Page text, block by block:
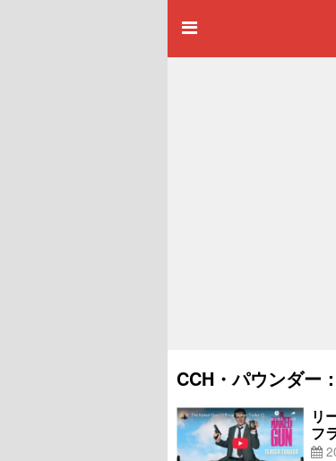
CCH・パウンダー
リ
フ